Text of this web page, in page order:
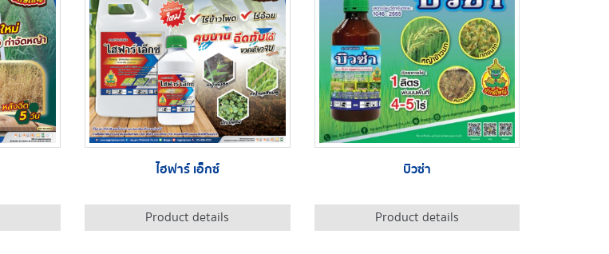
ไฮฟาร์ เอ็กซ์
Product details
บิวซ่า
Product details